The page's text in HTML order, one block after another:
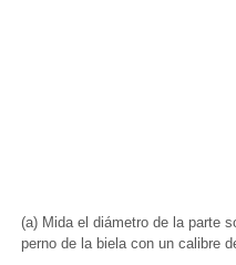
(a) Mida el diámetro de la parte
perno de la biela con un calibre